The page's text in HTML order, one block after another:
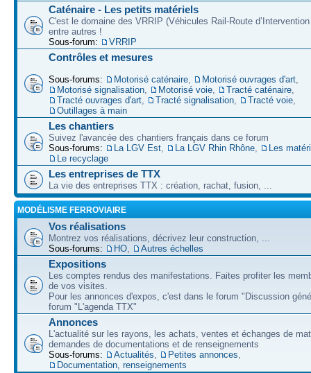
Caténaire - Les petits matériels
C'est le domaine des VRRIP (Véhicules Rail-Route
entre autres !
Sous-forum:
VRRIP
Contrôles et mesures
Sous-forums: Motorisé caténaire Motorisé ouvrages d'art
Motorisé signalisation
Motorisé voie Tracté caténaire
Tracté ouvrages d'art
Tracté signalisation Tracté voie
Outillages à main
Les chantiers
Suivez l'avancée des chantiers français dans ce forum
Sous-forums:
La LGV Est La LGV Rhin Rhône
Les
Le recyclage
Les entreprises de TTX
La vie des entreprises TTX : création, rachat, fusion, ...
MODÉLISME FERROVIAIRE
Vos réalisations
Montrez vos réalisations, décrivez leur construction, ...
Sous-forums:
HO Autres échelles
Expositions
Les comptes rendus des manifestations. Faites profiter les
de vos visites.
Pour les annonces d'expos, c'est dans le forum "Discussion
forum "L'agenda TTX"
Annonces
L'actualité sur les rayons, les achats, ventes et échanges de
demandes de documentations et de renseignements
Sous-forums:
Actualités Petites annonces
Documentation, renseignements